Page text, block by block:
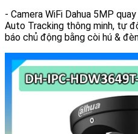
- Camera WiFi Dahua 5MP
Auto Tracking thông minh, tự
báo chủ động bằng còi hú &